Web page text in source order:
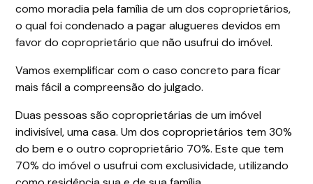
como moradia pela família de um dos coproprietários,
o qual foi condenado a pagar alugueres devidos em
favor do coproprietário que não usufrui do imóvel.
Vamos exemplificar com o caso concreto para ficar
mais fácil a compreensão do julgado.
Duas pessoas são coproprietárias de um imóvel
indivisível, uma casa. Um dos coproprietários tem 30%
do bem e o outro coproprietário 70%. Este que tem
70% do imóvel o usufrui com exclusividade, utilizando